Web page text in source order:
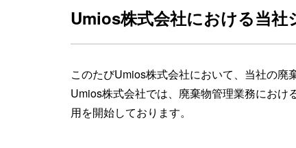
Umios株式会社における当
このたびUmios株式会社において、当社の廃
Umios株式会社では、廃棄物管理業務にお
用を開始しております。